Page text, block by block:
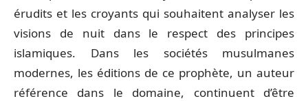
érudits et les croyants qui souhaitent analyser les
visions de nuit dans le respect des principes
islamiques. Dans les sociétés musulmanes
modernes, les éditions de ce prophète, un auteur
référence dans le domaine, continuent d’être